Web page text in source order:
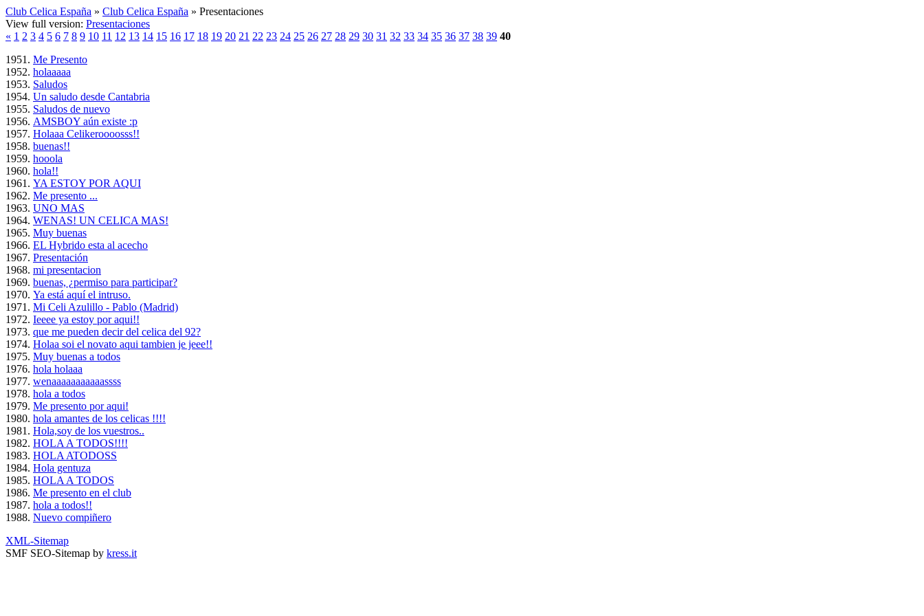
Club Celica España » Club Celica España » Presentaciones
View full version: Presentaciones
« 1 2 3 4 5 6 7 8 9 10 11 12 13 14 15 16 17 18 19 20 21 22 23 24 25 26 27 28 29 30 31 32 33 34 35 36 37 38 39 40
Me Presento
holaaaaa
Saludos
Un saludo desde Cantabria
Saludos de nuevo
AMSBOY aún existe :p
Holaaa Celikeroooosss!!
buenas!!
hooola
hola!!
YA ESTOY POR AQUI
Me presento ...
UNO MAS
WENAS! UN CELICA MAS!
Muy buenas
EL Hybrido esta al acecho
Presentación
mi presentacion
buenas, ¿permiso para participar?
Ya está aquí el intruso.
Mi Celi Azulillo - Pablo (Madrid)
Ieeee ya estoy por aqui!!
que me pueden decir del celica del 92?
Holaa soi el novato aqui tambien je jeee!!
Muy buenas a todos
hola holaaa
wenaaaaaaaaaaassss
hola a todos
Me presento por aqui!
hola amantes de los celicas !!!!
Hola,soy de los vuestros..
HOLA A TODOS!!!!
HOLA ATODOSS
Hola gentuza
HOLA A TODOS
Me presento en el club
hola a todos!!
Nuevo compiñero
XML-Sitemap
SMF SEO-Sitemap by kress.it